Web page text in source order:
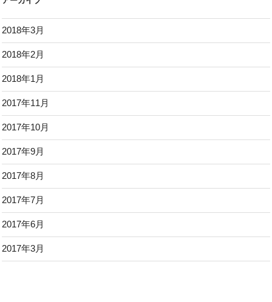
2018年3月
2018年2月
2018年1月
2017年11月
2017年10月
2017年9月
2017年8月
2017年7月
2017年6月
2017年3月